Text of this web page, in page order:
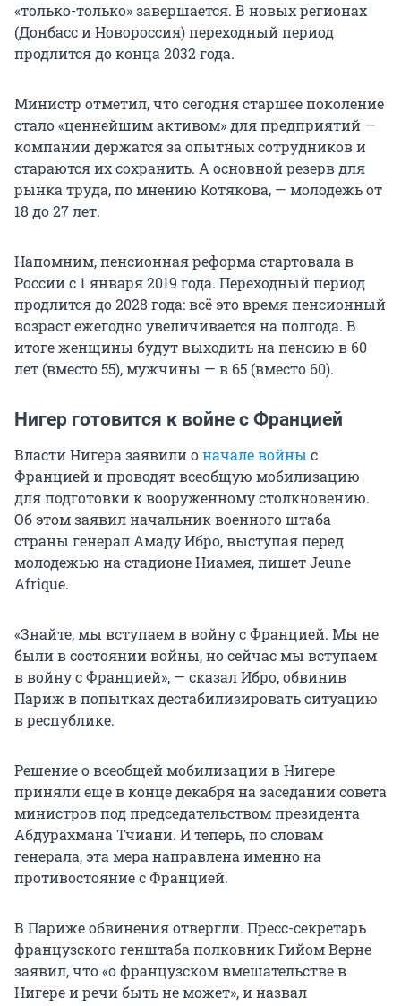
«только-только» завершается. В новых регионах
(Донбасс и Новороссия) переходный период
продлится до конца 2032 года.
Министр отметил, что сегодня старшее поколение
стало «ценнейшим активом» для предприятий —
компании держатся за опытных сотрудников и
стараются их сохранить. А основной резерв для
рынка труда, по мнению Котякова, — молодежь от
18 до 27 лет.
Напомним, пенсионная реформа стартовала в
России с 1 января 2019 года. Переходный период
продлится до 2028 года: всё это время пенсионный
возраст ежегодно увеличивается на полгода. В
итоге женщины будут выходить на пенсию в 60
лет (вместо 55), мужчины — в 65 (вместо 60).
Нигер готовится к войне с Францией
Власти Нигера заявили оначале войны с
Францией и проводят всеобщую мобилизацию
для подготовки к вооруженному столкновению.
Об этом заявил начальник военного штаба
страны генерал Амаду Ибро, выступая перед
молодежью на стадионе Ниамея, пишет Jeune
Afrique.
«Знайте, мы вступаем в войну с Францией. Мы не
были в состоянии войны, но сейчас мы вступаем
в войну с Францией», — сказал Ибро, обвинив
Париж в попытках дестабилизировать ситуацию
в республике.
Решение о всеобщей мобилизации в Нигере
приняли еще в конце декабря на заседании совета
министров под председательством президента
Абдурахмана Тчиани. И теперь, по словам
генерала, эта мера направлена именно на
противостояние с Францией.
В Париже обвинения отвергли. Пресс-секретарь
французского генштаба полковник Гийом Верне
заявил, что «о французском вмешательстве в
Нигере и речи быть не может», и назвал